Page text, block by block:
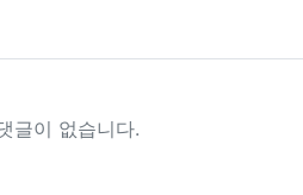
글이 없습니다.